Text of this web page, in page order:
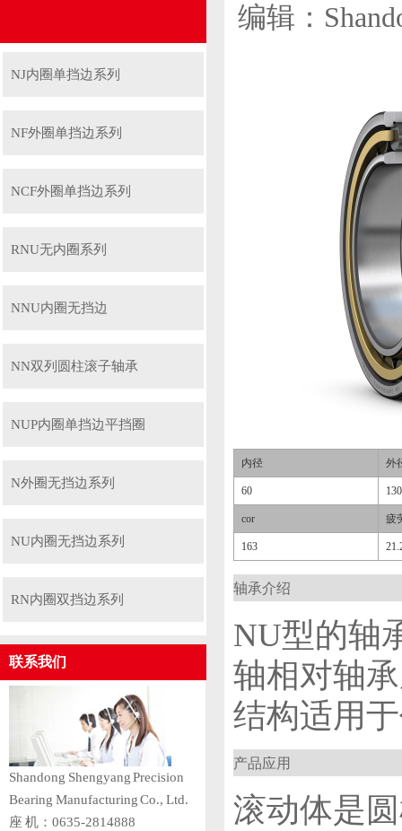
NJ内圈单挡边系列
NF外圈单挡边系列
NCF外圈单挡边系列
RNU无内圈系列
NNU内圈无挡边
NN双列圆柱滚子轴承
NUP内圈单挡边平挡圈
N外圈无挡边系列
NU内圈无挡边系列
RN内圈双挡边系列
联系我们
Shandong Shengyang Precision
Bearing Manufacturing Co., Ltd.
座 机：0635-2814888
编辑：
内径 外
60 130
cor 疲
163
轴承介绍
NU型的轴
轴相对轴
结构适用
产品应用
滚动体是